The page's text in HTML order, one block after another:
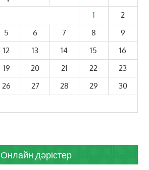
1
2
5 6 7 8
9
12 13 14 15
16
19 20 21 22
23
26 27 28 29
30
Онлайн дәрістер